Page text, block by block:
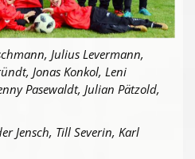
Julius Levermann,
Jonas Konkol, Leni
Pasewaldt, Julian Pätzold,
Jensch, Till Severin, Karl